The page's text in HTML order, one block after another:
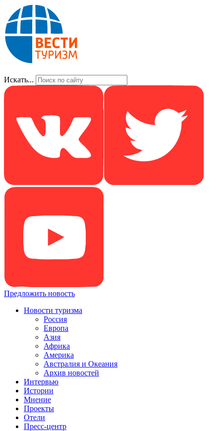
Искать...
Предложить новость
Новости туризма
Россия
Европа
Азия
Африка
Америка
Австралия и Океания
Архив новостей
Интервью
Истории
Мнение
Проекты
Отели
Пресс-центр